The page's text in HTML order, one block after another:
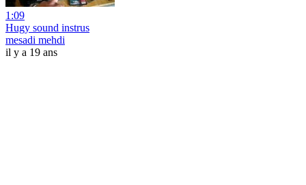
1:09
Hugy sound instrus
mesadi mehdi
il y a 19 ans